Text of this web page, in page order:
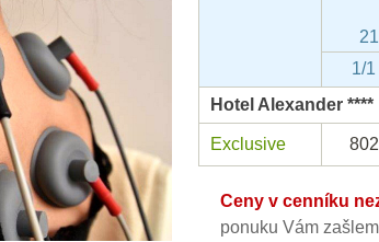
1/1
Hotel Alexander ****
Exclusive 802
Ceny v cenníku
ponuku Vám